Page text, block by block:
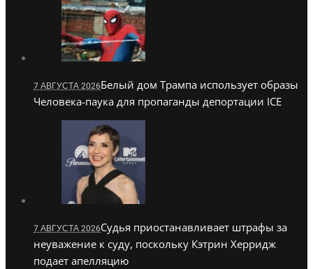
7 АВГУСТА 2026Белый дом Трампа использует образы
Человека-паука для пропаганды депортации ICE
7 АВГУСТА 2026Судья приостанавливает штрафы за
неуважение к суду, поскольку Кэтрин Херридж
подает апелляцию